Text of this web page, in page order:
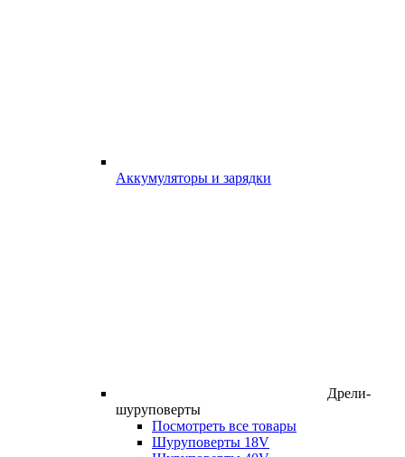
Аккумуляторы и зарядки
Дрели-
шуруповерты
Посмотреть все товары
Шуруповерты 18V